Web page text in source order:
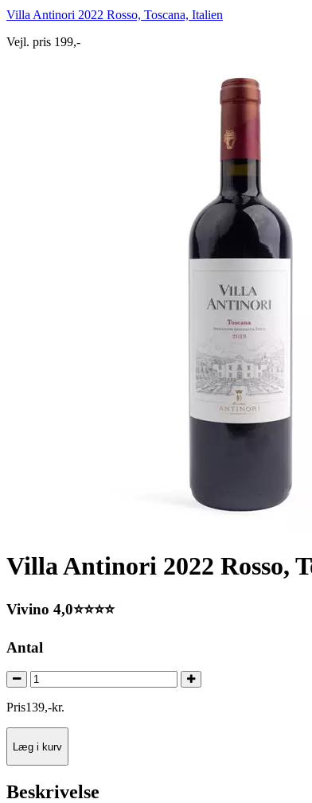
Villa Antinori 2022 Rosso, Toscana, Italien
Vejl. pris 199,-
Villa Antinori 2022 Rosso,
Vivino 4,0⭐⭐⭐⭐
Antal
Pris139,-kr.
Læg i kurv
Beskrivelse